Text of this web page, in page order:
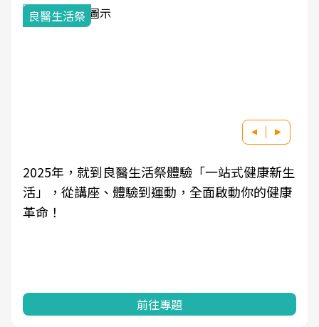
式健康新生
動你的健康
我與健康韌性的距離
良醫健康網從「換季的身體變化」出
學觀點與日常感受的對話，建立對亞